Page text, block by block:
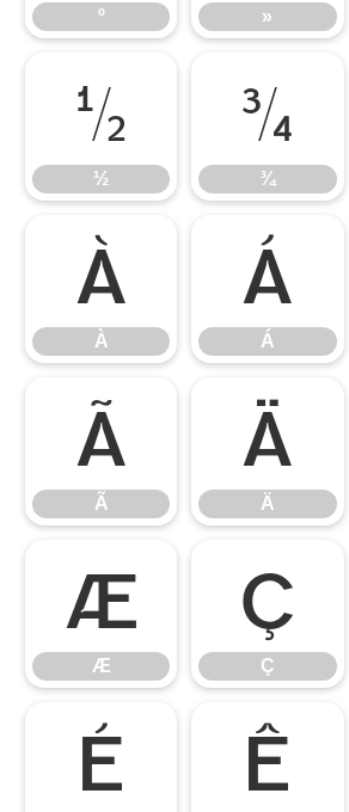
º »
½
½
¾
¾
À
À
Á
Á
Ã
Ã
Ä
Ä
Æ
Æ
Ç
Ç
É Ê